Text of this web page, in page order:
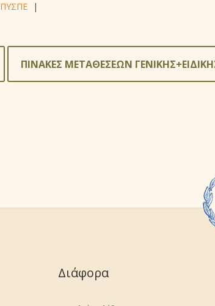
ΠΥΣΠΕ |
ΠΙΝΑΚΕΣ ΜΕΤΑΘΕΣΕΩΝ
Διάφορα